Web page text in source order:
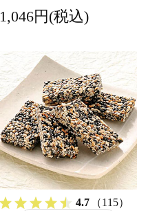
1,046円(税込)
4.7
（115）